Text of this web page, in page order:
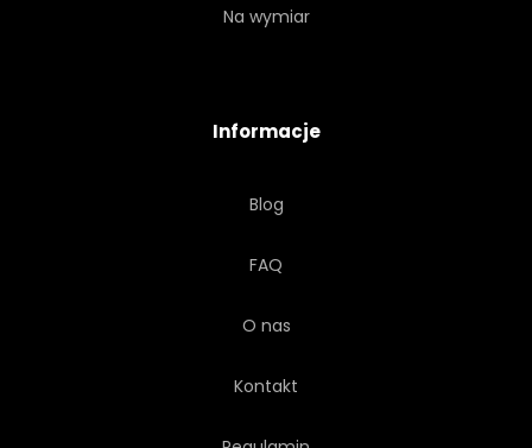
Na wymiar
Informacje
Blog
FAQ
O nas
Kontakt